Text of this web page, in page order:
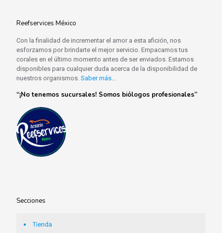
Reefservices México
Con la finalidad de incrementar el amor a esta afición, nos
esforzamos por brindarte el mejor servicio. Empacamos tus
corales en el último momento antes de ser enviados. Estamos
disponibles para cualquier duda acerca de la disponibilidad de
nuestros organismos. Saber más…
“¡No tenemos sucursales! Somos biólogos profesionales”
Secciones
Tienda